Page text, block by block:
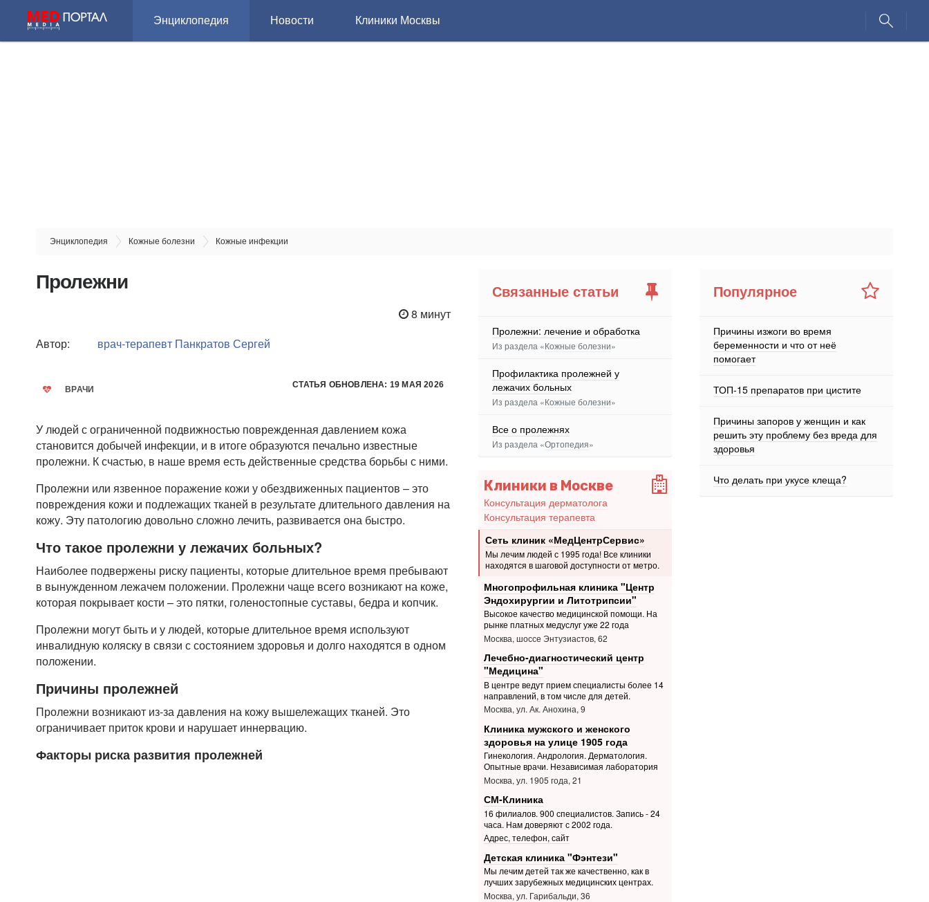
Энциклопедия Новости Клиники Москвы
Энциклопедия Кожные болезни Кожные инфекции
Пролежни
8 минут
Автор:
врач-терапевт Панкратов Сергей
ВРАЧИ СТАТЬЯ ОБНОВЛЕНА: 19 МАЯ 2026
У людей с ограниченной подвижностью поврежденная давлением кожа
становится добычей инфекции, и в итоге образуются печально известные
пролежни. К счастью, в наше время есть действенные средства борьбы с ними.
Пролежни или язвенное поражение кожи у обездвиженных пациентов – это
повреждения кожи и подлежащих тканей в результате длительного давления на
кожу. Эту патологию довольно сложно лечить, развивается она быстро.
Что такое пролежни у лежачих больных?
Наиболее подвержены риску пациенты, которые длительное время пребывают
в вынужденном лежачем положении. Пролежни чаще всего возникают на коже,
которая покрывает кости – это пятки, голеностопные суставы, бедра и копчик.
Пролежни могут быть и у людей, которые длительное время используют
инвалидную коляску в связи с состоянием здоровья и долго находятся в одном
положении.
Причины пролежней
Пролежни возникают из-за давления на кожу вышележащих тканей. Это
ограничивает приток крови и нарушает иннервацию.
Факторы риска развития пролежней
Связанные статьи
Пролежни: лечение и обработка
Из раздела «Кожные болезни»
Профилактика пролежней у
лежачих больных
Из раздела «Кожные болезни»
Все о пролежнях
Из раздела «Ортопедия»
Клиники в Москве
Консультация дерматолога
Консультация терапевта
Сеть клиник «МедЦентрСервис»
Мы лечим людей с 1995 года! Все клиники
находятся в шаговой доступности от метро.
Многопрофильная клиника "Центр
Эндохирургии и Литотрипсии"
Высокое качество медицинской помощи. На
рынке платных медуслуг уже 22 года
Москва, шоссе Энтузиастов, 62
Лечебно-диагностический центр
"Медицина"
В центре ведут прием специалисты более 14
направлений, в том числе для детей.
Москва, ул. Ак. Анохина, 9
Клиника мужского и женского
здоровья на улице 1905 года
Гинекология. Андрология. Дерматология.
Опытные врачи. Независимая лаборатория
Москва, ул. 1905 года, 21
СМ-Клиника
16 филиалов. 900 специалистов. Запись - 24
часа. Нам доверяют с 2002 года.
Адрес, телефон, сайт
Детская клиника "Фэнтези"
Мы лечим детей так же качественно, как в
лучших зарубежных медицинских центрах.
Москва, ул. Гарибальди, 36
Популярное
Причины изжоги во время
беременности и что от неё
помогает
ТОП-15 препаратов при цистите
Причины запоров у женщин и как
решить эту проблему без вреда для
здоровья
Что делать при укусе клеща?